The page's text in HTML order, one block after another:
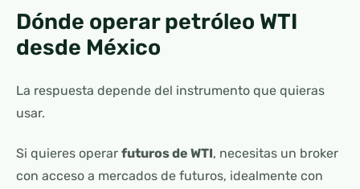
Dónde operar petróleo WTI
desde México
La respuesta depende del instrumento que quieras
usar.
Si quieres operar futuros de WTI, necesitas un broker
con acceso a mercados de futuros, idealmente con